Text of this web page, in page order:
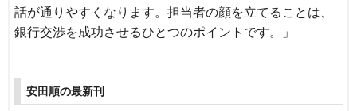
話が通りやすくなります。担当者の顔を立てることは、
銀行交渉を成功させるひとつのポイントです。」
安田順の最新刊